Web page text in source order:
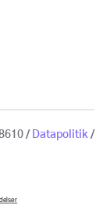
/ Datapolitik/